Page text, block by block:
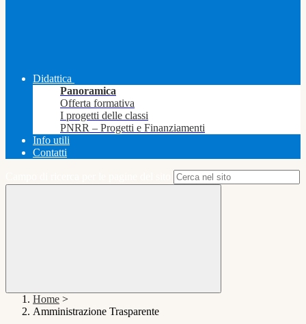
Didattica
Panoramica
Offerta formativa
I progetti delle classi
PNRR – Progetti e Finanziamenti
Info utili
Contatti
Home >
Amministrazione Trasparente